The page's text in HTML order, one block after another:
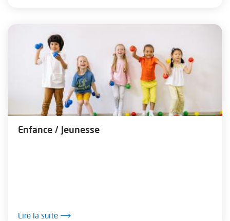
Enfance / Jeunesse
Lire la suite